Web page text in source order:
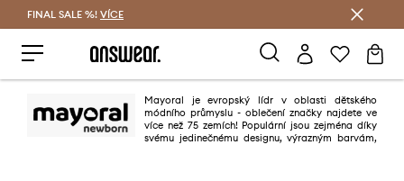
FINAL SALE %! VÍCE
Mayoral je evropský lídr v oblasti dětského
módního průmyslu - oblečení značky najdete ve
více než 75 zemích! Populární jsou zejména díky
svému jedinečnému designu, výrazným barvám,